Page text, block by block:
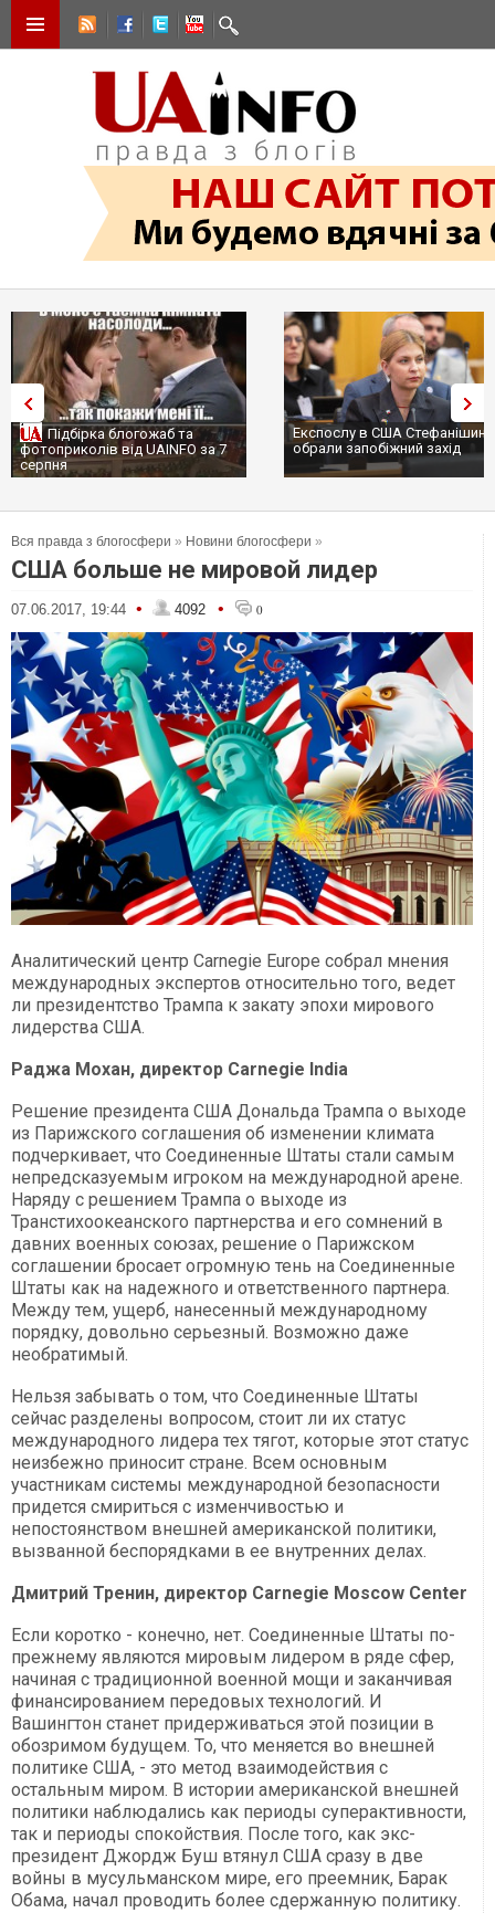
Підбірка блогожаб та
фотоприколів від UAINFO за 7
серпня
Експослу в США Стефанішиній
обрали запобіжний захід
Вся правда з блогосфери » Новини блогосфери »
США больше не мировой лидер
07.06.2017, 19:44 • 4092 • 0
Аналитический центр Carnegie Europe собрал мнения
международных экспертов относительно того, ведет
ли президентство Трампа к закату эпохи мирового
лидерства США.
Раджа Мохан, директор Carnegie India
Решение президента США Дональда Трампа о выходе
из Парижского соглашения об изменении климата
подчеркивает, что Соединенные Штаты стали самым
непредсказуемым игроком на международной арене.
Наряду с решением Трампа о выходе из
Транстихоокеанского партнерства и его сомнений в
давних военных союзах, решение о Парижском
соглашении бросает огромную тень на Соединенные
Штаты как на надежного и ответственного партнера.
Между тем, ущерб, нанесенный международному
порядку, довольно серьезный. Возможно даже
необратимый.
Нельзя забывать о том, что Соединенные Штаты
сейчас разделены вопросом, стоит ли их статус
международного лидера тех тягот, которые этот статус
неизбежно приносит стране. Всем основным
участникам системы международной безопасности
придется смириться с изменчивостью и
непостоянством внешней американской политики,
вызванной беспорядками в ее внутренних делах.
Дмитрий Тренин, директор Carnegie Moscow Center
Если коротко - конечно, нет. Соединенные Штаты по-
прежнему являются мировым лидером в ряде сфер,
начиная с традиционной военной мощи и заканчивая
финансированием передовых технологий. И
Вашингтон станет придерживаться этой позиции в
обозримом будущем. То, что меняется во внешней
политике США, - это метод взаимодействия с
остальным миром. В истории американской внешней
политики наблюдались как периоды суперактивности,
так и периоды спокойствия. После того, как экс-
президент Джордж Буш втянул США сразу в две
войны в мусульманском мире, его преемник, Барак
Обама, начал проводить более сдержанную политику.